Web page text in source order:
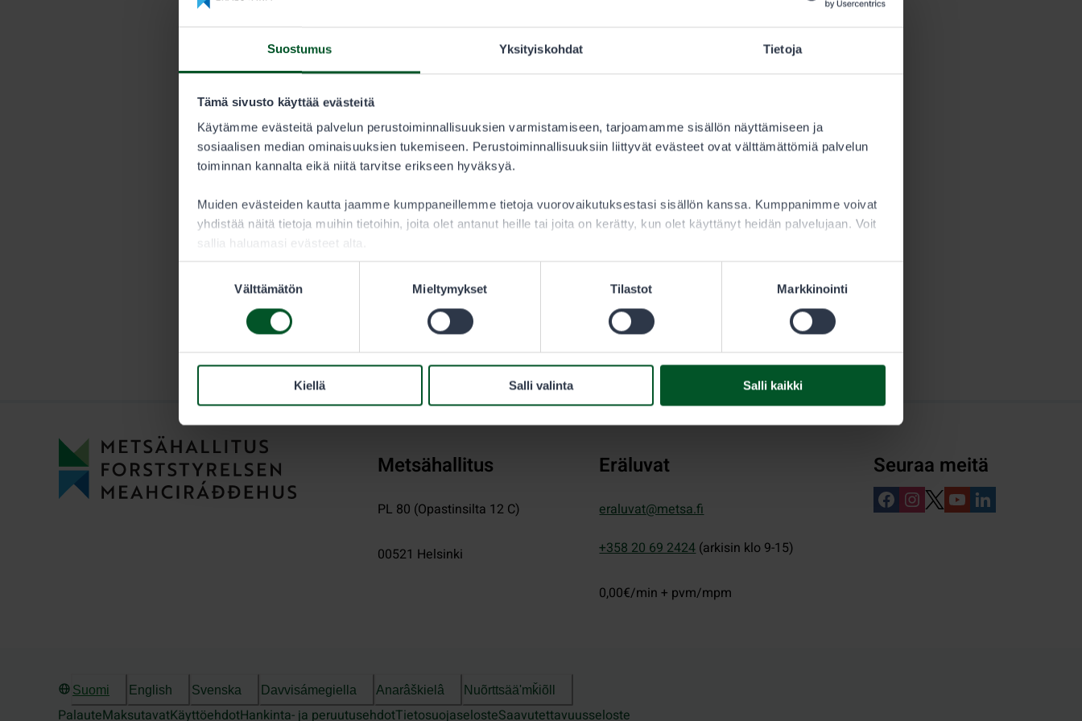
Suostumus Yksityiskohdat Tietoja
Tämä sivusto käyttää evästeitä
Käytämme evästeitä palvelun perustoiminnallisuuksien varmistamiseen, tarjoamamme sisällön näyttämiseen ja
sosiaalisen median ominaisuuksien tukemiseen. Perustoiminnallisuuksiin liittyvät evästeet ovat välttämättömiä palvelun
toiminnan kannalta eikä niitä tarvitse erikseen hyväksyä.
Muiden evästeiden kautta jaamme kumppaneillemme tietoja vuorovaikutuksestasi sisällön kanssa. Kumppanimme voivat
yhdistää näitä tietoja muihin tietoihin, joita olet antanut heille tai joita on kerätty, kun olet käyttänyt heidän palvelujaan. Voit
sallia haluamasi evästeet alta.
Välttämätön Mieltymykset Tilastot Markkinointi
Kiellä Salli valinta Salli kaikki
KESTO LUVAN KÄYTTÄJÄ
Kausi
Metsästäjän tulee aina tarkistaa sallitut saalislajit ja saaliskiintiöt lupaehdoista.
Metsähallitus
PL 80 (Opastinsilta 12 C)
00521 Helsinki
Eräluvat
eraluvat@metsa.fi
+358 20 69 2424(arkisin klo 9-15)
0,00€/min + pvm/mpm
Seuraa meitä
Suomi English Svenska Davvisámegiella Anarâškielâ Nuõrttsääʹmǩiõll
PalauteMaksutavatKäyttöehdotHankinta- ja peruutusehdotTietosuojaselosteSaavutettavuusseloste